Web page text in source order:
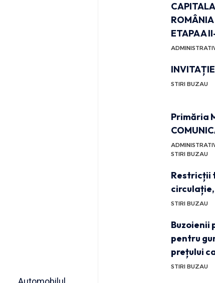
ETAPA A
STIRI BUZAU
Primăria
STIRI BUZAU
Restricții
circulație,
STIRI BUZAU
Buzoienii
pentru
prețului
STIRI BUZAU